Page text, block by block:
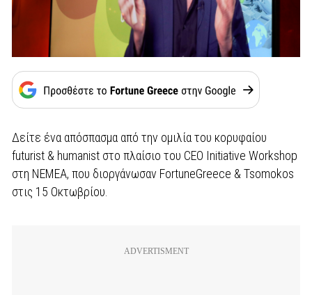
Δείτε ένα απόσπασμα από την ομιλία του κορυφαίου
futurist & humanist στο πλαίσιο του CEO Initiative Workshop
στη NEMEA, που διοργάνωσαν FortuneGreece & Tsomokos
στις 15 Οκτωβρίου.